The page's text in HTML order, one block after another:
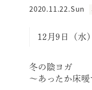
2020.11.22.Sun
12月9日（水
冬の陰ヨガ
〜あったか床